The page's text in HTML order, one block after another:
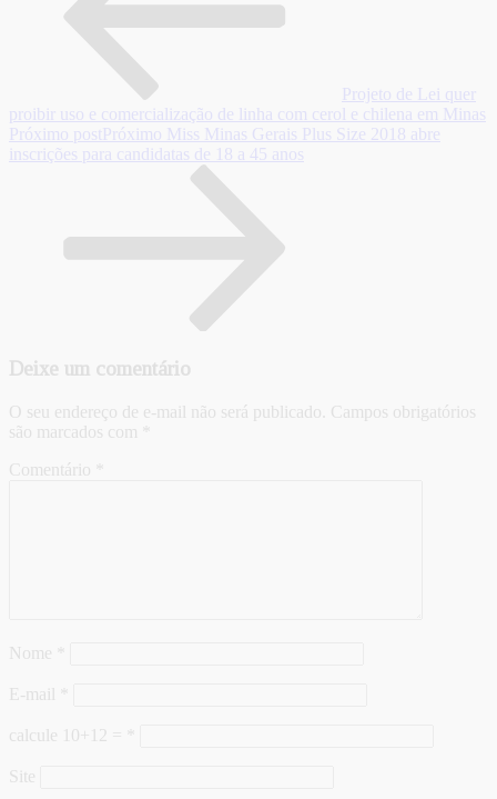
Projeto de Lei quer
proibir uso e comercialização de linha com cerol e chilena em Minas
Próximo post Próximo Miss Minas Gerais Plus Size 2018 abre
inscrições para candidatas de 18 a 45 anos
Deixe um comentário
O seu endereço de e-mail não será publicado. Campos obrigatórios
são marcados com
Comentário
Nome
E-mail
calcule 10+12 =
Site